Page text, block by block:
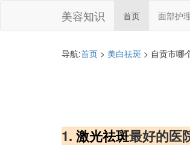
美容知识 首页 面部护
导航:首页 > 美白祛斑 > 自贡市哪
1. 激光祛斑最好的医